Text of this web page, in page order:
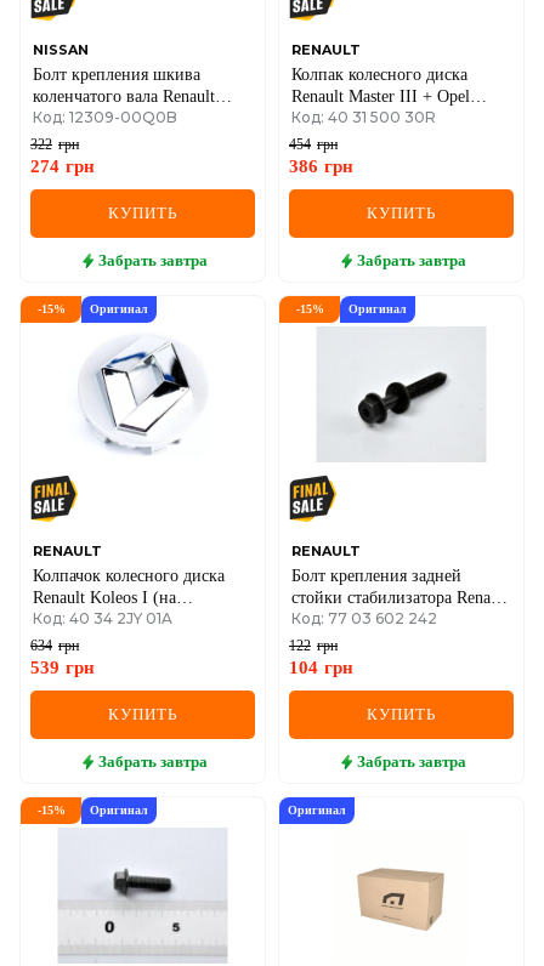
NISSAN
Болт крепления шкива
коленчатого вала Renault
Trafic II + Opel Vivaro A 01-
>06 1.9dCi
Код: 12309-00Q0B
322 грн
274 грн
КУПИТЬ
Забрать завтра
RENAULT
Колпак колесного диска
Renault Master III + Opel
Movano B 10-> FWD / RWD
(на стальные диски R16, для
ступицы)
Код: 40 31 500 30R
454 грн
386 грн
КУПИТЬ
Забрать завтра
-15% Оригинал
RENAULT
Колпачок колесного диска
Renault Koleos I (на
алюминиевые диски
R17/R18, для ступицы,
54mm)
Код: 40 34 2JY 01A
634 грн
539 грн
КУПИТЬ
Забрать завтра
-15% Оригинал
RENAULT
Болт крепления задней
стойки стабилизатора Renault
Mascott
Код: 77 03 602 242
122 грн
104 грн
КУПИТЬ
Забрать завтра
-15% Оригинал Оригинал